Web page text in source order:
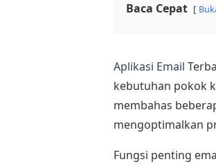
Baca Cepat
Aplikasi Email
kebutuhan pokok
membahas
mengoptimalkan
Fungsi penting